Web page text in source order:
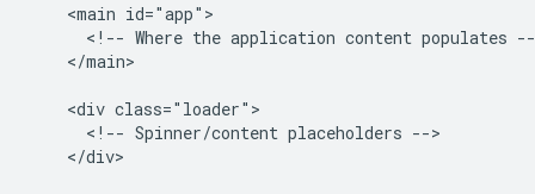
    <main id="app">
<!-- Where the application content populates
    </main>
    <div class="loader">
      <!-- Spinner/content placeholders -->
    </div>